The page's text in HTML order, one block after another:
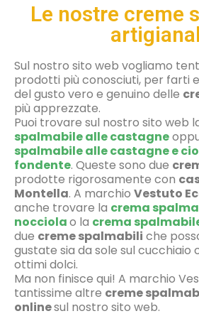
Le nostre creme
Sul nostro sito web vogliamo
prodotti più conosciuti, per farti
del gusto vero e genuino delle
più apprezzate.
Puoi trovare sul nostro sito web
spalmabile alle castagne
spalmabile alle castagne e
fondente. Queste sono due
prodotte rigorosamente con
Montella. A marchio Vestuto
anche trovare la crema
nocciolao la crema
due creme spalmabili che
gustate sia da sole sul
ottimi dolci.
Ma non finisce qui! A marchio
tantissime altre creme
onlinesul nostro sito web.